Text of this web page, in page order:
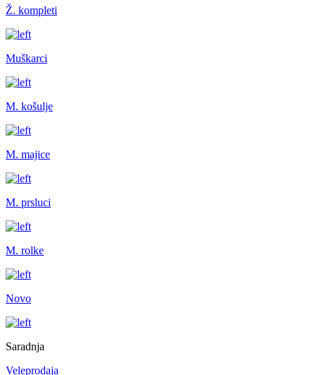
Ž. kompleti
Muškarci
M. košulje
M. majice
M. prsluci
M. rolke
Novo
Saradnja
Veleprodaja